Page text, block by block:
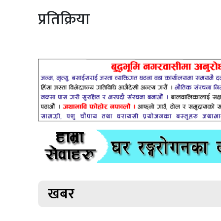
प्रतिक्रिया
खबर